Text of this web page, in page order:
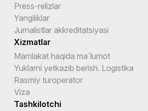
Press-relizlar
Yangiliklar
Jurnalistlar akkreditatsiyasi
Xizmatlar
Mamlakat haqida ma`lumot
Yuklarni yetkazib berish. Logistika
Rasmiy turoperator
Viza
Tashkilotchi